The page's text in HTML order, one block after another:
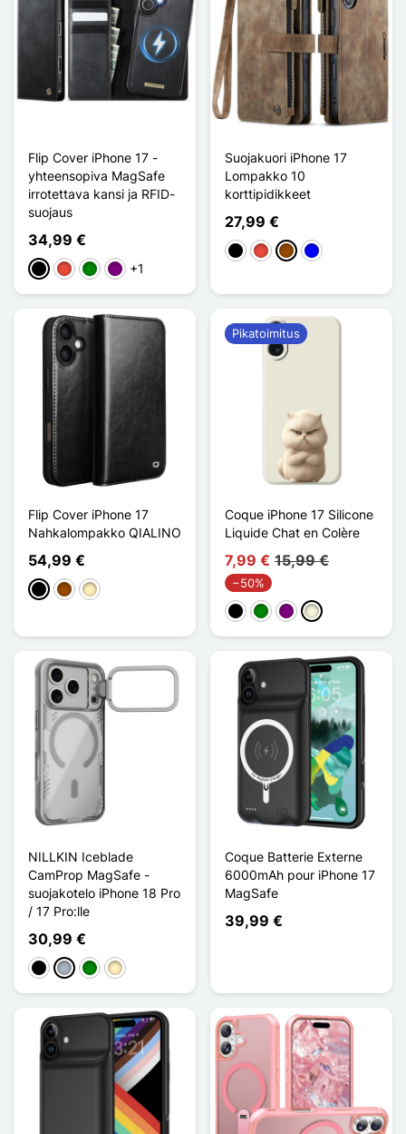
Flip Cover iPhone 17 -
yhteensopiva MagSafe
irrotettava kansi ja RFID-
suojaus
34,99 €
MustaPunainen
VihreäViolet
+1
Suojakuori iPhone 17
Lompakko 10
korttipidikkeet
27,99 €
MustaPunainen
RuskeaSininen
Flip Cover iPhone 17
Nahkalompakko QIALINO
54,99 €
MustaRuskeaMarron Clair
Coque iPhone 17 Silicone
Liquide Chat en Colère
7,99 € 15,99 €
−50%
MustaVihreäVioletBeige
Pikatoimitus
NILLKIN Iceblade
CamProp MagSafe -
suojakotelo iPhone 18 Pro
/ 17 Pro:lle
30,99 €
MustaHarmaaVihreäDoré
Coque Batterie Externe
6000mAh pour iPhone 17
MagSafe
39,99 €